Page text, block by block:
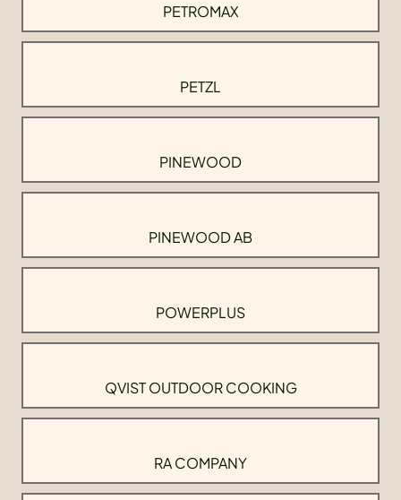
PETROMAX
PETZL
PINEWOOD
PINEWOOD AB
POWERPLUS
QVIST OUTDOOR COOKING
RA COMPANY